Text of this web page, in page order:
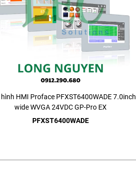
HMI Proface PFXST6400WADE 7.0inch
wide WVGA 24VDC GP-Pro EX
PFXST6400WADE